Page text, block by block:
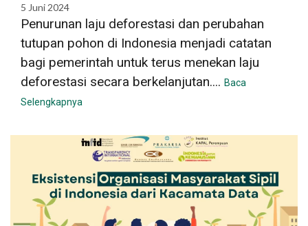
5 Juni 2024
Penurunan laju deforestasi dan perubahan
tutupan pohon di Indonesia menjadi catatan
bagi pemerintah untuk terus menekan laju
deforestasi secara berkelanjutan.... Baca
Selengkapnya